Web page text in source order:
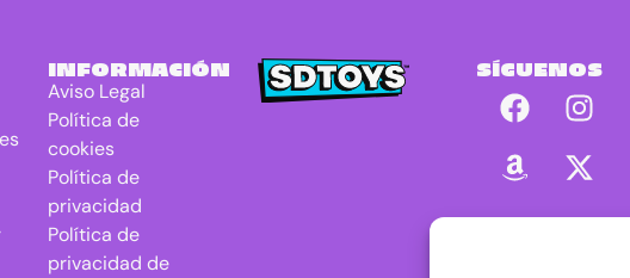
INFORMACIÓN
Aviso Legal
Política de
cookies
Política de
privacidad
Política de
privacidad de
SÍGUENOS